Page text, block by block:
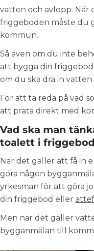
vatten och avlopp. När
friggeboden måste du
kommun.
Så även om du inte
att bygga din
om du ska dra in vatten
För att ta reda på vad
att prata direkt med
Vad ska man
toalett i
När det gäller att få in
göra någon
yrkesman för att göra
din friggebod eller
Men när det gäller
bygganmälan till